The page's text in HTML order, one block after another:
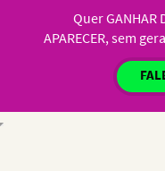
Quer GANHAR
APARECER, sem